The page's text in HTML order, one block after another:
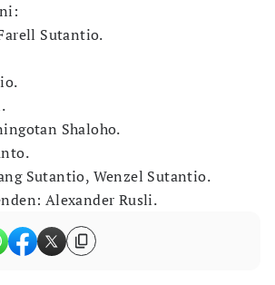
Sutantio.
Shaloho.
Sutantio, Wenzel Sutantio.
Alexander Rusli.